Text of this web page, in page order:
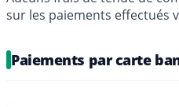
sur les paiements effectués
Paiements par carte